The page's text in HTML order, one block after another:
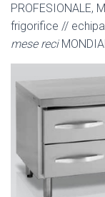
PROFESIONALE,
frigorifice //
mese reci